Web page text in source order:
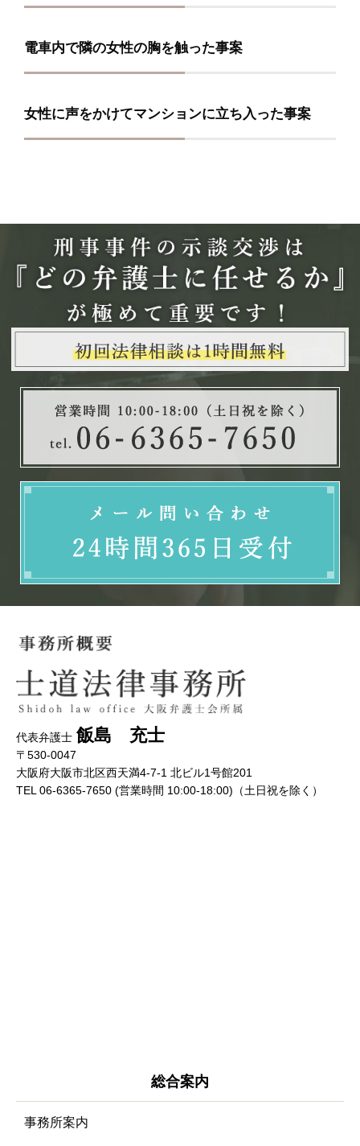
電車内で隣の女性の胸を触った事案
女性に声をかけてマンションに立ち入った事案
代表弁護士 飯島 充士
〒530-0047
大阪府大阪市北区西天満4-7-1 北ビル1号館201
TEL 06-6365-7650 (営業時間 10:00-18:00)（土日祝を除く）
総合案内
事務所案内